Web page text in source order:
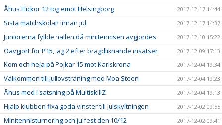
Åhus Flickor 12 tog emot Helsingborg 2017-12-17 14:44
Sista matchskolan innan jul 2017-12-17 14:37
Juniorerna fyllde hallen då minitennisen avgjordes 2017-12-10 15:22
Oavgjort för P15, lag 2 efter bragdliknande insatser 2017-12-09 17:13
Kom och heja på Pojkar 15 mot Karlskrona 2017-12-04 19:34
Välkommen till jullovsträning med Moa Steen 2017-12-04 19:23
Åhus med i satsning på MultiskillZ 2017-12-04 19:13
Hjälp klubben fixa goda vinster till julskyltningen 2017-12-02 09:55
Minitennisturnering och julfest den 10/12 2017-12-02 09:41